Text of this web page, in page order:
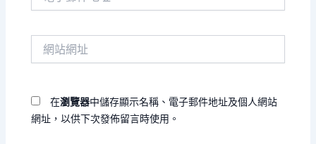
在瀏覽器中儲存顯示名稱、電子郵件地址及個人網站
網址，以供下次發佈留言時使用。